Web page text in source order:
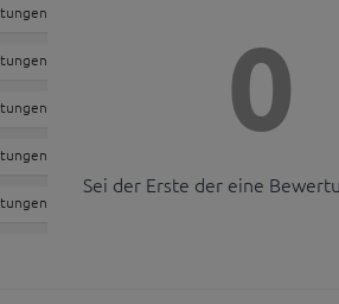
0
Sei der Erste der eine